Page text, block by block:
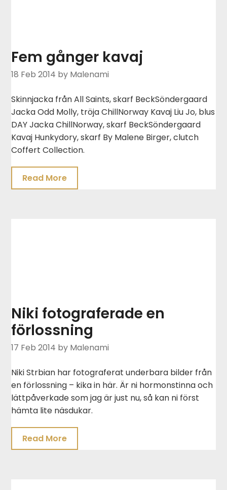
Fem gånger kavaj
18 Feb 2014 by Malenami
Skinnjacka från All Saints, skarf BeckSöndergaard
Jacka Odd Molly, tröja ChillNorway Kavaj Liu Jo, blus
DAY Jacka ChillNorway, skarf BeckSöndergaard
Kavaj Hunkydory, skarf By Malene Birger, clutch
Coffert Collection.
Read More
Niki fotograferade en
förlossning
17 Feb 2014 by Malenami
Niki Strbian har fotograferat underbara bilder från
en förlossning – kika in här. Är ni hormonstinna och
lättpåverkade som jag är just nu, så kan ni först
hämta lite näsdukar.
Read More